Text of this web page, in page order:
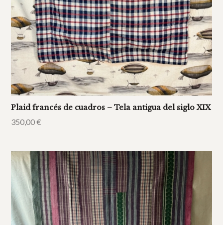
Plaid francés de cuadros – Tela antigua del siglo XIX
350,00€